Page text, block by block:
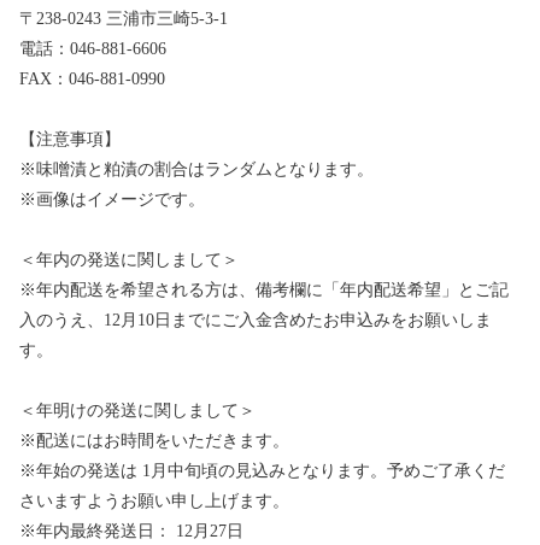
〒238-0243 三浦市三崎5-3-1
電話：046-881-6606
FAX：046-881-0990
【注意事項】
※味噌漬と粕漬の割合はランダムとなります。
※画像はイメージです。
＜年内の発送に関しまして＞
※年内配送を希望される方は、備考欄に「年内配送希望」とご記
入のうえ、12月10日までにご入金含めたお申込みをお願いしま
す。
＜年明けの発送に関しまして＞
※配送にはお時間をいただきます。
※年始の発送は 1月中旬頃の見込みとなります。予めご了承くだ
さいますようお願い申し上げます。
※年内最終発送日： 12月27日